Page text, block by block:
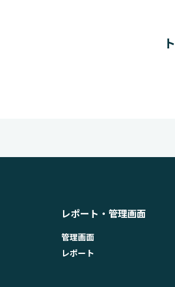
レポート・管理画面
管理画面
レポート